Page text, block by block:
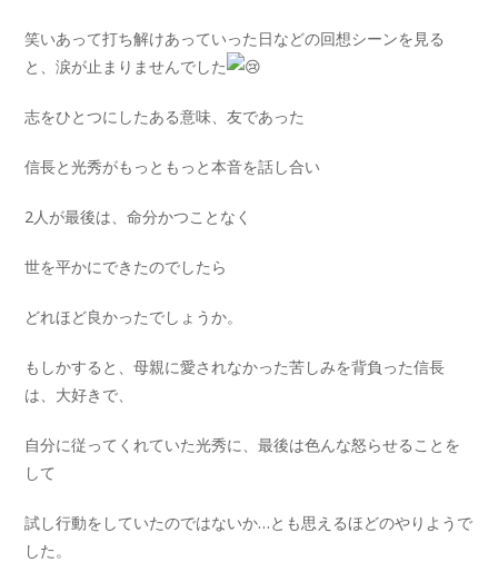
笑いあって打ち解けあっていった日などの回想シーンを見る
と、涙が止まりませんでした
志をひとつにしたある意味、友であった
信長と光秀がもっともっと本音を話し合い
2人が最後は、命分かつことなく
世を平かにできたのでしたら
どれほど良かったでしょうか。
もしかすると、母親に愛されなかった苦しみを背負った信長
は、大好きで、
自分に従ってくれていた光秀に、最後は色んな怒らせることを
して
試し行動をしていたのではないか…とも思えるほどのやりようで
した。